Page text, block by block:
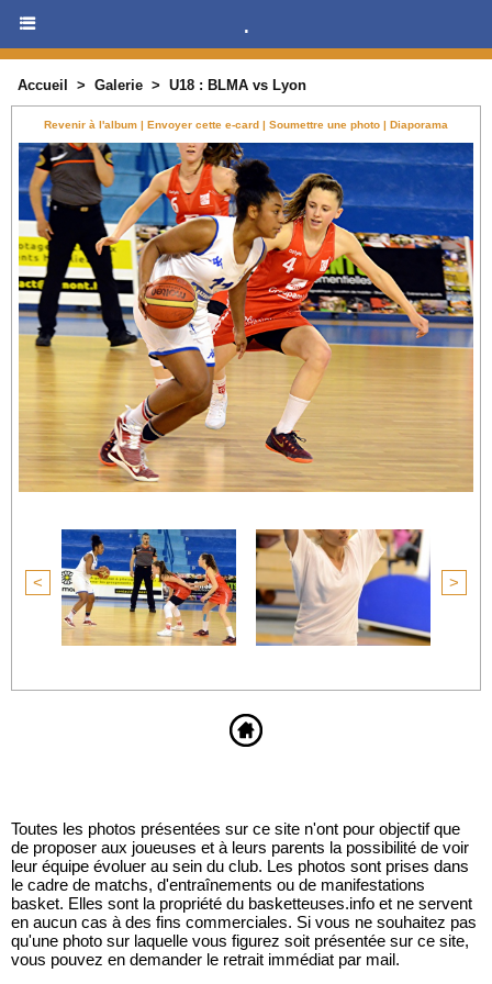
.
Accueil > Galerie > U18 : BLMA vs Lyon
Revenir à l'album | Envoyer cette e-card | Soumettre une photo | Diaporama
< >
Toutes les photos présentées sur ce site n'ont pour objectif que
de proposer aux joueuses et à leurs parents la possibilité de voir
leur équipe évoluer au sein du club. Les photos sont prises dans
le cadre de matchs, d'entraînements ou de manifestations
basket. Elles sont la propriété du basketteuses.info et ne servent
en aucun cas à des fins commerciales. Si vous ne souhaitez pas
qu'une photo sur laquelle vous figurez soit présentée sur ce site,
vous pouvez en demander le retrait immédiat par mail.